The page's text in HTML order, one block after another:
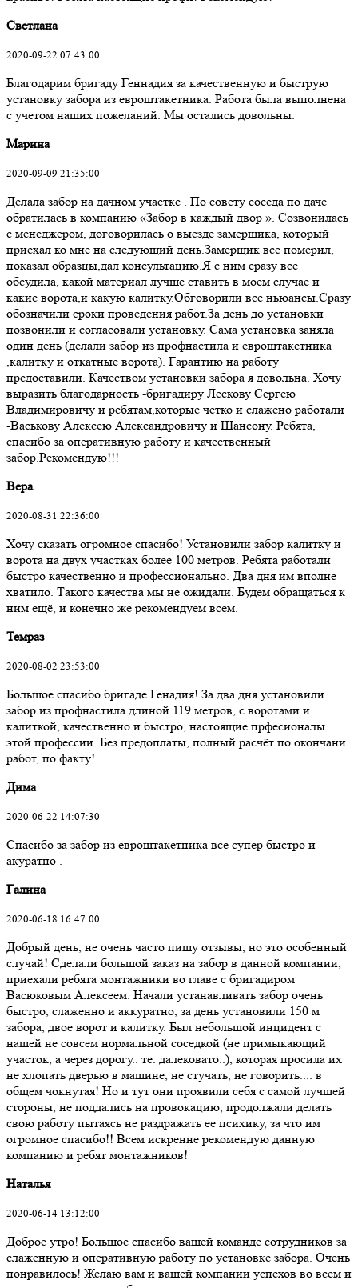
Светлана
2020-09-22 07:43:00
Благодарим бригаду Геннадия за качественную и быструю
установку забора из евроштакетника. Работа была выполнена
с учетом наших пожеланий. Мы остались довольны.
Марина
2020-09-09 21:35:00
Делала забор на дачном участке . По совету соседа по даче
обратилась в компанию «Забор в каждый двор ». Созвонилась
с менеджером, договорилась о выезде замерщика, который
приехал ко мне на следующий день.Замерщик все померил,
показал образцы,дал консультацию.Я с ним сразу все
обсудила, какой материал лучше ставить в моем случае и
какие ворота,и какую калитку.Обговорили все ньюансы.Сразу
обозначили сроки проведения работ.За день до установки
позвонили и согласовали установку. Сама установка заняла
один день (делали забор из профнастила и евроштакетника
,калитку и откатные ворота). Гарантию на работу
предоставили. Качеством установки забора я довольна. Хочу
выразить благодарность -бригадиру Лескову Сергею
Владимировичу и ребятам,которые четко и слажено работали
-Васькову Алексею Александровичу и Шансону. Ребята,
спасибо за оперативную работу и качественный
забор.Рекомендую!!!
Вера
2020-08-31 22:36:00
Хочу сказать огромное спасибо! Установили забор калитку и
ворота на двух участках более 100 метров. Ребята работали
быстро качественно и профессионально. Два дня им вполне
хватило. Такого качества мы не ожидали. Будем обращаться к
ним ещё, и конечно же рекомендуем всем.
Темраз
2020-08-02 23:53:00
Большое спасибо бригаде Генадия! За два дня установили
забор из профнастила длиной 119 метров, с воротами и
калиткой, качественно и быстро, настоящие прфесионалы
этой профессии. Без предоплаты, полный расчёт по окончани
работ, по факту!
Дима
2020-06-22 14:07:30
Спасибо за забор из евроштакетника все супер быстро и
акуратно .
Галина
2020-06-18 16:47:00
Добрый день, не очень часто пишу отзывы, но это особенный
случай! Сделали большой заказ на забор в данной компании,
приехали ребята монтажники во главе с бригадиром
Васюковым Алексеем. Начали устанавливать забор очень
быстро, слаженно и аккуратно, за день установили 150 м
забора, двое ворот и калитку. Был небольшой инцидент с
нашей не совсем нормальной соседкой (не примыкающий
участок, а через дорогу.. те. далековато..), которая просила их
не хлопать дверью в машине, не стучать, не говорить.... в
общем чокнутая! Но и тут они проявили себя с самой лучшей
стороны, не поддались на провокацию, продолжали делать
свою работу пытаясь не раздражать ее психику, за что им
огромное спасибо!! Всем искренне рекомендую данную
компанию и ребят монтажников!
Наталья
2020-06-14 13:12:00
Доброе утро! Большое спасибо вашей команде сотрудников за
слаженную и оперативную работу по установке забора. Очень
понравилось! Желаю вам и вашей компании успехов во всем и